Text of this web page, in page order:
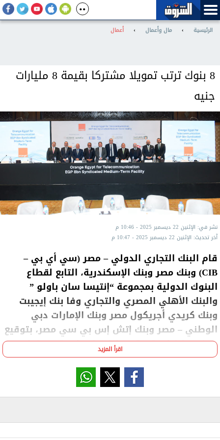
الرئيسية › مال وأعمال › أعمال
8 بنوك ترتب تمويلا مشتركا بقيمة 8 مليارات
جنيه
نشر في: الإثنين 22 ديسمبر 2025 - 10:46 م
آخر تحديث: الإثنين 22 ديسمبر 2025 - 10:47 م
قام البنك التجاري الدولي – مصر (سي أي بي –
CIB) وبنك مصر وبنك الإسكندرية، التابع لقطاع
البنوك الدولية بمجموعة “إنتيسا سان باولو ”
والبنك الأهلي المصري والتجاري وفا بنك إيجيبت
وبنك كريدي أجريكول مصر وبنك الإمارات دبي
الوطني – مصر وبنك إتش إس بي سي مصر، بتوقيع
قرض مشترك بقيمة 8 مليار جنيه لمدة 6 سنوات
لصالح شركة أورانج مصر للاتصالات.
وجاءت هذه الصفقة لتعكس الثقة الراسخة من الشركات
العالمية في قدرة القطاع المصرفي المصري على توفير
في القطاعات الحيوية، وعلى رأسها قطاع الاتصالات
اقرأ المزيد